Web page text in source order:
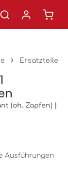
Ersatzteile
(oh. Zapfen) |